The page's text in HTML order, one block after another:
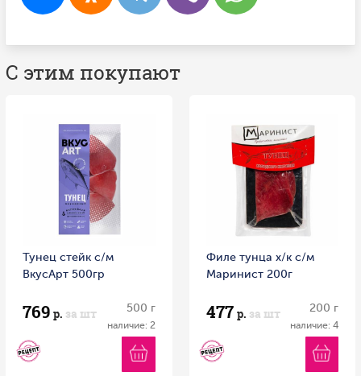
С этим покупают
Тунец стейк с/м
ВкусАрт 500гр
769 р. за шт 500 г
наличие: 2
Филе тунца х/к с/м
Маринист 200г
477 р. за шт 200 г
наличие: 4